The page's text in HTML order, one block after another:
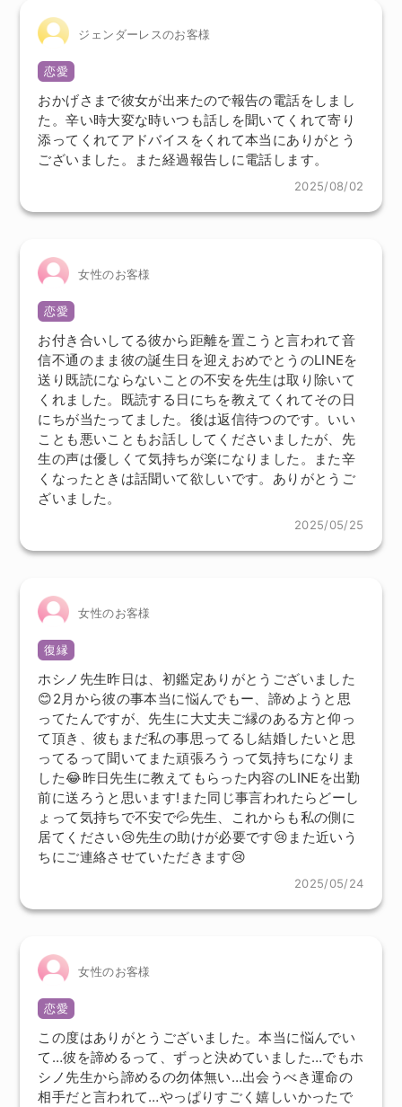
ジェンダーレスのお客様
恋愛
おかげさまで彼女が出来たので報告の電話をしまし
た。辛い時大変な時いつも話しを聞いてくれて寄り
添ってくれてアドバイスをくれて本当にありがとう
ございました。また経過報告しに電話します。
2025/08/02
女性のお客様
恋愛
お付き合いしてる彼から距離を置こうと言われて音
信不通のまま彼の誕生日を迎えおめでとうのLINEを
送り既読にならないことの不安を先生は取り除いて
くれました。既読する日にちを教えてくれてその日
にちが当たってました。後は返信待つのです。いい
ことも悪いこともお話ししてくださいましたが、先
生の声は優しくて気持ちが楽になりました。また辛
くなったときは話聞いて欲しいです。ありがとうご
ざいました。
2025/05/25
女性のお客様
復縁
ホシノ先生昨日は、初鑑定ありがとうございました
😊2月から彼の事本当に悩んでもー、諦めようと思
ってたんですが、先生に大丈夫ご縁のある方と仰っ
て頂き、彼もまだ私の事思ってるし結婚したいと思
ってるって聞いてまた頑張ろうって気持ちになりま
した😂昨日先生に教えてもらった内容のLINEを出勤
前に送ろうと思います!また同じ事言われたらどーし
ょって気持ちで不安で💦先生、これからも私の側に
居てください😢先生の助けが必要です😢また近いう
ちにご連絡させていただきます😢
2025/05/24
女性のお客様
恋愛
この度はありがとうございました。本当に悩んでい
て…彼を諦めるって、ずっと決めていました…でもホ
シノ先生から諦めるの勿体無い…出会うべき運命の
相手だと言われて…やっぱりすごく嬉しいかったで